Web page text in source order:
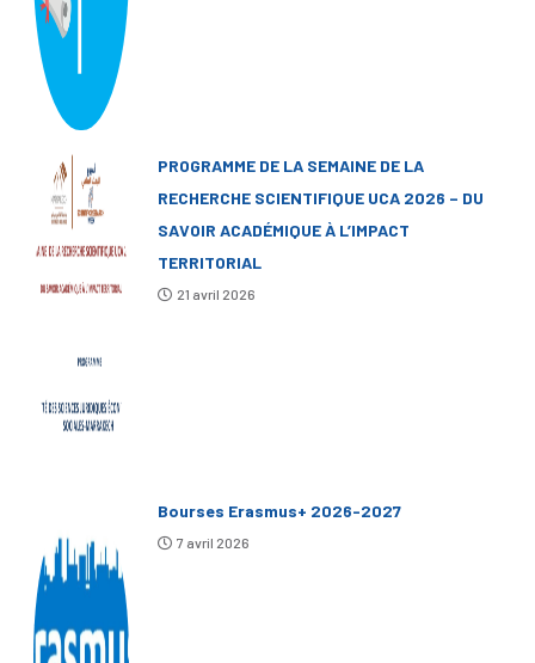
PROGRAMME DE LA SEMAINE DE LA
RECHERCHE SCIENTIFIQUE UCA 2026 – DU
SAVOIR ACADÉMIQUE À L’IMPACT
TERRITORIAL
21 avril 2026
Bourses Erasmus+ 2026-2027
7 avril 2026